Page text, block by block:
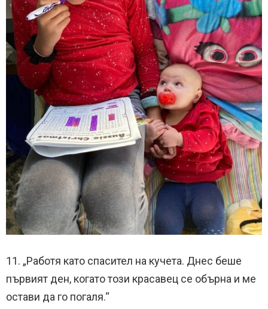
11. „Работя като спасител на кучета. Днес беше
първият ден, когато този красавец се обърна и ме
остави да го погаля.“